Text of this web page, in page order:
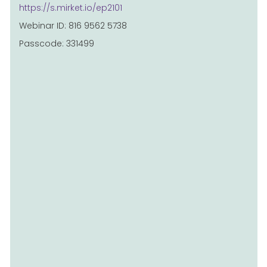
https://s.mirket.io/ep2101
Webinar ID: 816 9562 5738
Passcode: 331499